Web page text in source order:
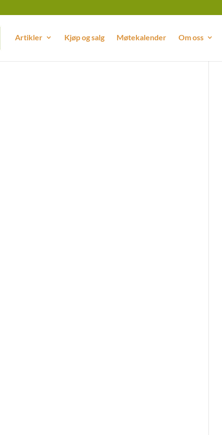
Artikler Kjøp og salg Møtekalender Om oss